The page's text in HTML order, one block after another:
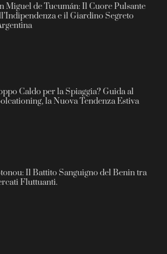
Miguel de Tucumán: Il Cuore Pulsante
e il Giardino Segreto
Caldo per la Spiaggia? Guida al
la Nuova Tendenza Estiva
Il Battito Sanguigno del Benin tra
Fluttuanti.